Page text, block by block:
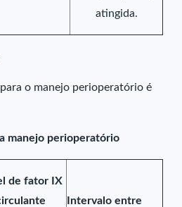
atingida.
o manejo perioperatório é
manejo perioperatório
de fator IX
Intervalo entre